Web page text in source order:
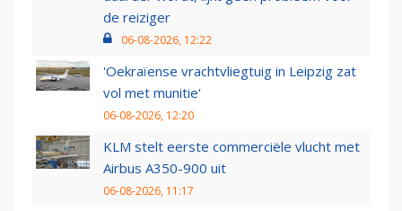
de reiziger
06-08-2026, 12:22
'Oekraïense vrachtvliegtuig in Leipzig zat
vol met munitie'
06-08-2026, 12:20
KLM stelt eerste commerciële vlucht met
Airbus A350-900 uit
06-08-2026, 11:17